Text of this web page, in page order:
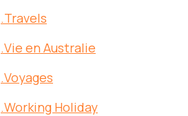
.Travels
.Vie en Australie
.Voyages
.Working Holiday